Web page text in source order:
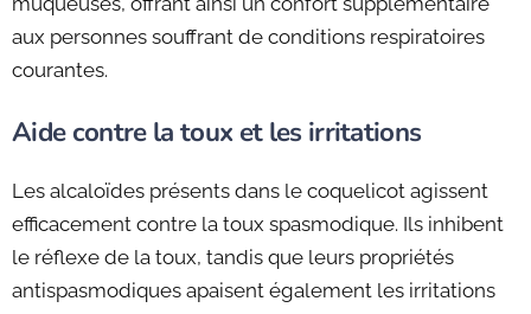
aux personnes souffrant de conditions respiratoires
courantes.
Aide contre la toux et les irritations
Les alcaloïdes présents dans le coquelicot agissent
efficacement contre la toux spasmodique. Ils inhibent
le réflexe de la toux, tandis que leurs propriétés
antispasmodiques apaisent également les irritations